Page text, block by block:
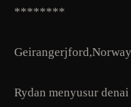
********
Rydan menyusur